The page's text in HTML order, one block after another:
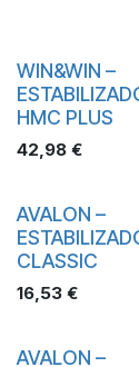
WIN&WIN –
HMC PLUS
42,98 €
AVALON –
CLASSIC
16,53 €
AVALON –